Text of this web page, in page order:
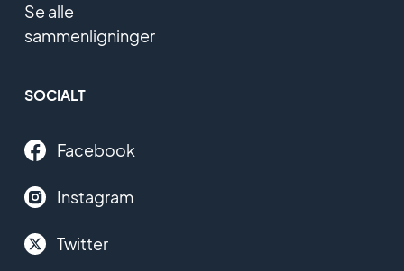
Se alle
sammenligninger
SOCIALT
Facebook
Instagram
Twitter